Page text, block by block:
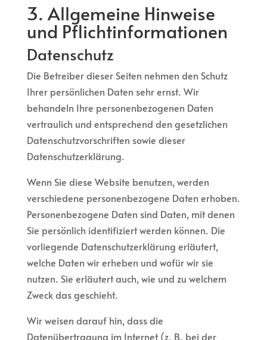
3. Allgemeine Hinweise
und Pflicht­informationen
Datenschutz
Die Betreiber dieser Seiten nehmen den Schutz
Ihrer persönlichen Daten sehr ernst. Wir
behandeln Ihre personenbezogenen Daten
vertraulich und entsprechend den gesetzlichen
Datenschutzvorschriften sowie dieser
Datenschutzerklärung.
Wenn Sie diese Website benutzen, werden
verschiedene personenbezogene Daten erhoben.
Personenbezogene Daten sind Daten, mit denen
Sie persönlich identifiziert werden können. Die
vorliegende Datenschutzerklärung erläutert,
welche Daten wir erheben und wofür wir sie
nutzen. Sie erläutert auch, wie und zu welchem
Zweck das geschieht.
Wir weisen darauf hin, dass die
Datenübertragung im Internet (z. B. bei der